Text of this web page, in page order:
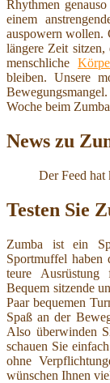
Rhythmen
einem
auspowern wollen.
längere Zeit
menschliche
bleiben. Unsere
Woche beim
News zu
Der Feed hat
Testen Sie
Zumba ist ein
Sportmuffel haben
teure
Bequem sitzende
Paar bequemen
Spaß an der
Also überwinden
schauen Sie
ohne
wünschen Ihnen